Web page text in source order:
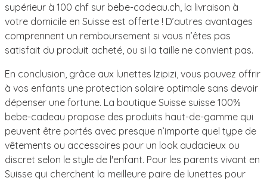
supérieur à 100 chf sur bebe-cadeau.ch, la livraison à
votre domicile en Suisse est offerte ! D’autres avantages
comprennent un remboursement si vous n’êtes pas
satisfait du produit acheté, ou si la taille ne convient pas.
En conclusion, grâce aux lunettes Izipizi, vous pouvez offrir
à vos enfants une protection solaire optimale sans devoir
dépenser une fortune. La boutique Suisse suisse 100%
bebe-cadeau propose des produits haut-de-gamme qui
peuvent être portés avec presque n’importe quel type de
vêtements ou accessoires pour un look audacieux ou
discret selon le style de l'enfant. Pour les parents vivant en
Suisse qui cherchent la meilleure paire de lunettes pour